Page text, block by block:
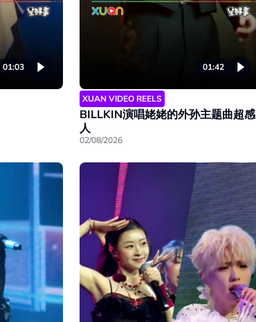
01:03 01:42
XUAN VIDEO REELS
BILLKIN演唱姥姥的外孙主题曲超感
人
02/08/2026